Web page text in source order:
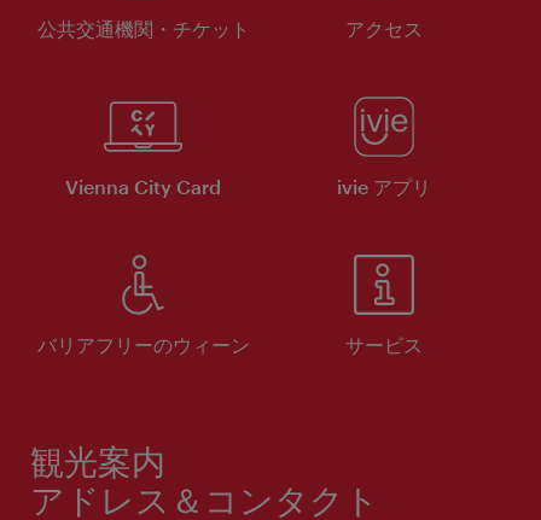
公共交通機関・チケット アクセス
Vienna City Card ivie アプリ
バリアフリーのウィーン サービス
観光案内
アドレス＆コンタクト